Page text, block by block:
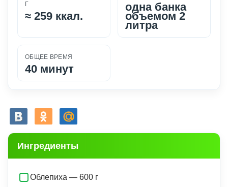
Г
≈ 259 ккал.
одна банка
объемом 2
литра
ОБЩЕЕ ВРЕМЯ
40 минут
Ингредиенты
Облепиха — 600 г